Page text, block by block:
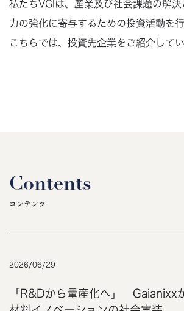
私たちVGIは、産業及び社会課題の解
力の強化に寄与するための投資活動を
こちらでは、投資先企業をご紹介してい
Contents
コンテンツ
2026/06/29
「R&Dから量産化へ」 Gaianixx